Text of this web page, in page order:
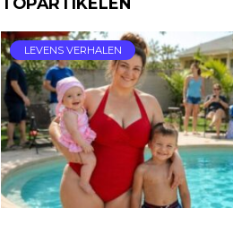
LEVENS VERHALEN